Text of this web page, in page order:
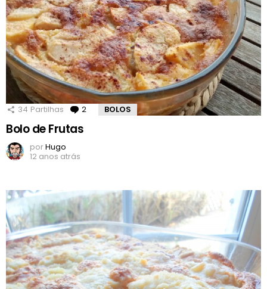
34 Partilhas 2 Comentários
BOLOS
Bolo de Frutas
porHugo
12 anos atrás